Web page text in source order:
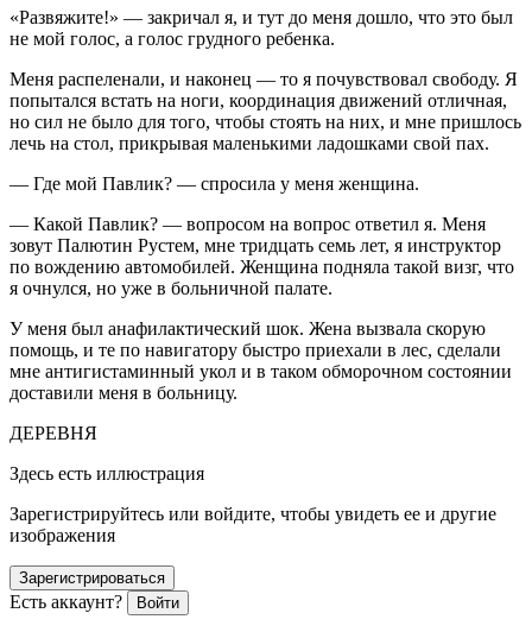
«Развяжите!» — закричал я, и тут до меня дошло, что это был
не мой голос, а голос грудного ребенка.
Меня распеленали, и наконец — то я почувствовал свободу. Я
попытался встать на ноги, координация движений отличная,
но сил не было для того, чтобы стоять на них, и мне пришлось
лечь на стол, прикрывая маленькими ладошками свой пах.
— Где мой Павлик? — спросила у меня женщина.
— Какой Павлик? — вопросом на вопрос ответил я. Меня
зовут Палютин Рустем, мне тридцать семь лет, я инструктор
по вождению автомобилей. Женщина подняла такой визг, что
я очнулся, но уже в больничной палате.
У меня был анафилактический шок. Жена вызвала скорую
помощь, и те по навигатору быстро приехали в лес, сделали
мне антигистаминный укол и в таком обморочном состоянии
доставили меня в больницу.
ДЕРЕВНЯ
Здесь есть иллюстрация
Зарегистрируйтесь или войдите, чтобы увидеть ее и другие
изображения
Зарегистрироваться
Есть аккаунт? Войти